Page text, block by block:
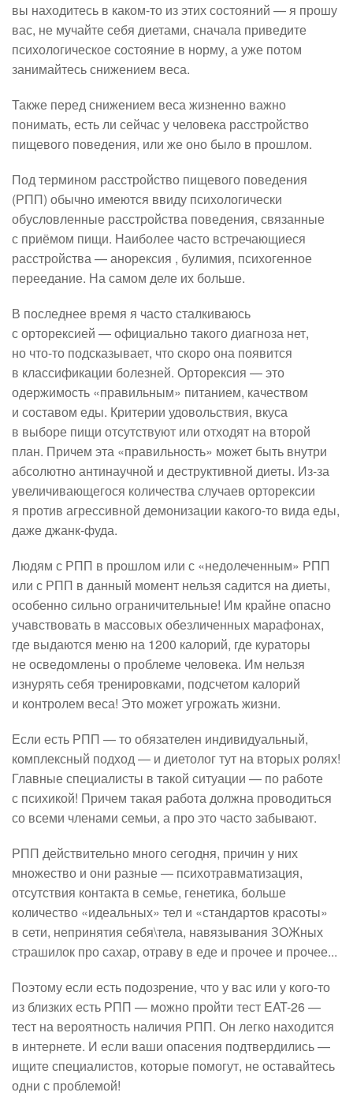
вы находитесь в каком-то из этих состояний — я прошу
вас, не мучайте себя диетами, сначала приведите
психологическое состояние в норму, а уже потом
занимайтесь снижением веса.
Также перед снижением веса жизненно важно
понимать, есть ли сейчас у человека расстройство
пищевого поведения, или же оно было в прошлом.
Под термином расстройство пищевого поведения
(РПП) обычно имеются ввиду психологически
обусловленные расстройства поведения, связанные
с приёмом пищи. Наиболее часто встречающиеся
расстройства — анорексия , булимия, психогенное
переедание. На самом деле их больше.
В последнее время я часто сталкиваюсь
с орторексией — официально такого диагноза нет,
но что-то подсказывает, что скоро она появится
в классификации болезней. Орторексия — это
одержимость «правильным» питанием, качеством
и составом еды. Критерии удовольствия, вкуса
в выборе пищи отсутствуют или отходят на второй
план. Причем эта «правильность» может быть внутри
абсолютно антинаучной и деструктивной диеты. Из-за
увеличивающегося количества случаев орторексии
я против агрессивной демонизации какого-то вида еды,
даже джанк-фуда.
Людям с РПП в прошлом или с «недолеченным» РПП
или с РПП в данный момент нельзя садится на диеты,
особенно сильно ограничительные! Им крайне опасно
учавствовать в массовых обезличенных марафонах,
где выдаются меню на 1200 калорий, где кураторы
не осведомлены о проблеме человека. Им нельзя
изнурять себя тренировками, подсчетом калорий
и контролем веса! Это может угрожать жизни.
Если есть РПП — то обязателен индивидуальный,
комплексный подход — и диетолог тут на вторых ролях!
Главные специалисты в такой ситуации — по работе
с психикой! Причем такая работа должна проводиться
со всеми членами семьи, а про это часто забывают.
РПП действительно много сегодня, причин у них
множество и они разные — психотравматизация,
отсутствия контакта в семье, генетика, больше
количество «идеальных» тел и «стандартов красоты»
в сети, непринятия себя\тела, навязывания ЗОЖных
страшилок про сахар, отраву в еде и прочее и прочее...
Поэтому если есть подозрение, что у вас или у кого-то
из близких есть РПП — можно пройти тест EAT-26 —
тест на вероятность наличия РПП. Он легко находится
в интернете. И если ваши опасения подтвердились —
ищите специалистов, которые помогут, не оставайтесь
одни с проблемой!